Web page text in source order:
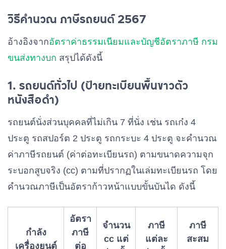
วิธีคำนวณ ภาษีรถยนต์ 2567
อ้างอิงจากอัตราค่าธรรมเนียมและบัญชีอัตราภาษี กรม
ขนส่งทางบก สรุปได้ดังนี้
1. รถยนต์ทั่วไป (ป้ายทะเบียนพื้นขาวตัว
หนังสือดำ)
รถยนต์นั่งส่วนบุคคลที่ไม่เกิน 7 ที่นั่ง เช่น รถเก๋ง 4
ประตู รถสปอร์ต 2 ประตู รถกระบะ 4 ประตู จะคำนวณ
ค่าภาษีรถยนต์ (ค่าต่อทะเบียนรถ) ตามขนาดความจุก
ระบอกสูบจริง (cc) ตามที่ปรากฏในเล่มทะเบียนรถ โดย
คำนวณภาษีเป็นอัตราก้าวหน้าแบบขั้นบันได ดังนี้
กำลัง
เครื่องยนต์
อัตรา
ภาษี
ต่อ
จำนวน
cc แต่
ภาษี
แต่ละ
ภาษี
สะสม